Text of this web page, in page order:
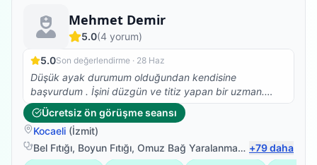
Mehmet Demir
Fizyoterapist
5.0(4 yorum)
5.0Son değerlendirme · 28 Haz
Düşük ayak durumum olduğundan kendisine
başvurdum . İşini düzgün ve titiz yapan bir uzman.
İlerleme kaydediyorum. hala devam ediyoruz.
Ücretsiz ön görüşme seansı
Kocaeli (İzmit)
Bel Fıtığı, Boyun Fıtığı, Omuz Bağ Yaralanması ,Protez
+79daha